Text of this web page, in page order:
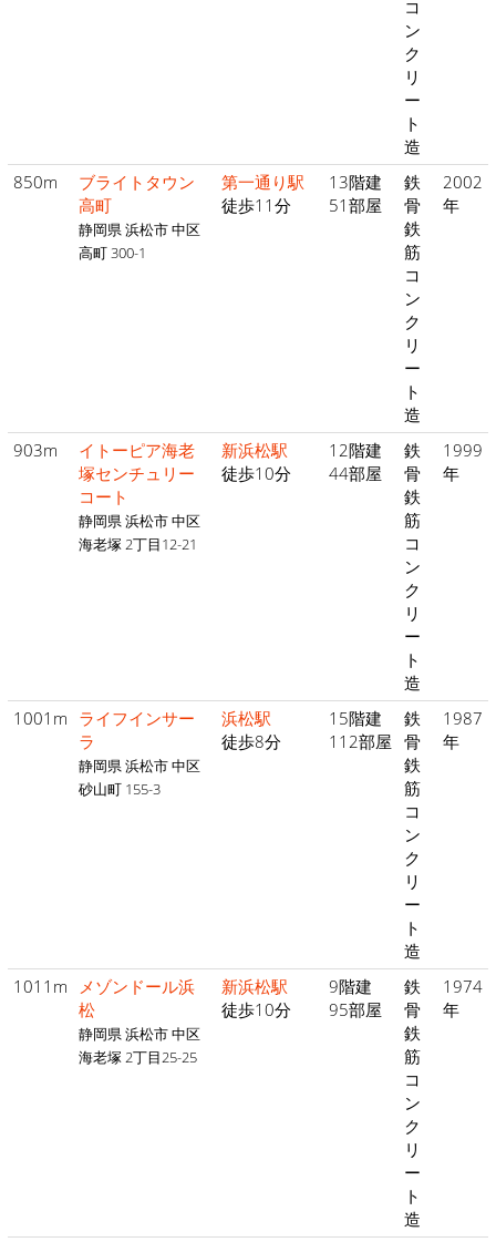
コ
ン
ク
リ
ー
ト
造
850m
ブライトタウン
高町
静岡県 浜松市 中区
高町 300-1
第一通り駅
徒歩11分
13階建
51部屋
鉄
骨
鉄
筋
コ
ン
ク
リ
ー
ト
造
2002
年
903m
イトーピア海老
塚センチュリー
コート
静岡県 浜松市 中区
海老塚 2丁目12-21
新浜松駅
徒歩10分
12階建
44部屋
鉄
骨
鉄
筋
コ
ン
ク
リ
ー
ト
造
1999
年
1001m ライフインサー
ラ
静岡県 浜松市 中区
砂山町 155-3
浜松駅
徒歩8分
15階建
112部屋
鉄
骨
鉄
筋
コ
ン
ク
リ
ー
ト
造
1987
年
1011m
メゾンドール浜
松
静岡県 浜松市 中区
海老塚 2丁目25-25
新浜松駅
徒歩10分
9階建
95部屋
鉄
骨
鉄
筋
コ
ン
ク
リ
ー
ト
造
1974
年